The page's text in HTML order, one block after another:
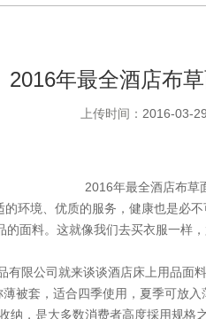
2016年最全酒店布
上传时间： 2016-03-29
2016年最全酒店布草
环境、优质的服务，健康也是必
面料。这就像我们去买衣服一样
限公司就来谈谈酒店床上用品面料
被套，适合四季使用，夏季可放
纳，是大多数消费者高度採用规格